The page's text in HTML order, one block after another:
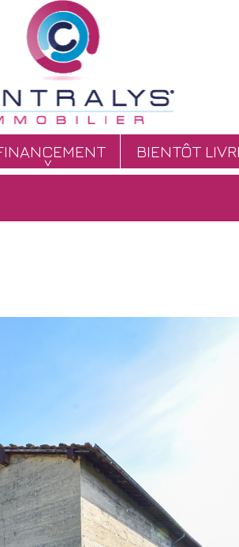
FINANCEMENT BIENTÔT